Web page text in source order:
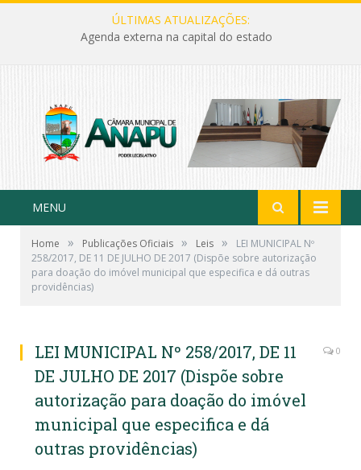
ÚLTIMAS ATUALIZAÇÕES:
Agenda externa na capital do estado
MENU
Home » Publicações Oficiais » Leis »
LEI MUNICIPAL Nº
258/2017, DE 11 DE JULHO DE 2017 (Dispõe sobre autorização
para doação do imóvel municipal que especifica e dá outras
providências)
LEI MUNICIPAL Nº 258/2017, DE 11
DE JULHO DE 2017 (Dispõe sobre
autorização para doação do imóvel
municipal que especifica e dá
outras providências)
0